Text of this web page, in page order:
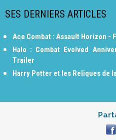
SES DERNIERS ARTICLES
Ace Combat : Assault Horizon -
Halo : Combat Evolved
Trailer
Harry Potter et les Reliques de